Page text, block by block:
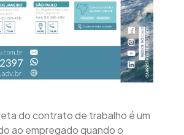
do contrato de trabalho é um
ao empregado quando o